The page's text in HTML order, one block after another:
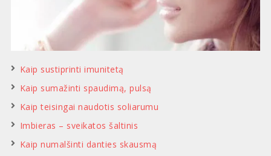
Kaip sustiprinti imunitetą
Kaip sumažinti spaudimą, pulsą
Kaip teisingai naudotis soliarumu
Imbieras – sveikatos šaltinis
Kaip numalšinti danties skausmą